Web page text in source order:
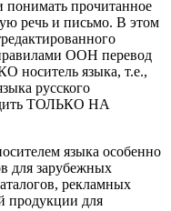
понимать прочитанное
речь и письмо. В этом
ООН перевод
носитель языка, т.е.,
русского
ТОЛЬКО НА
языка особенно
для зарубежных
рекламных
продукции для